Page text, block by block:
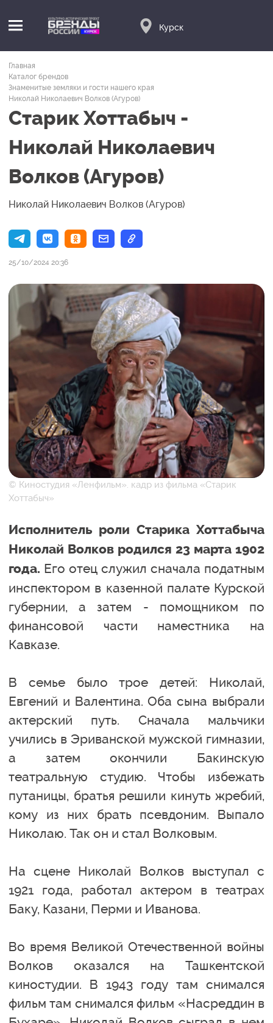
Курск
Главная
Каталог брендов
Знаменитые земляки и гости нашего края
Николай Николаевич Волков (Агуров)
Старик Хоттабыч -
Николай Николаевич
Волков (Агуров)
Николай Николаевич Волков (Агуров)
25/10/2024 20:36
© Киностудия «Ленфильм». кадр из фильма «Старик
Хоттабыч»
Исполнитель роли Старика Хоттабыча
Николай Волков родился 23 марта 1902
года. Его отец служил сначала податным
инспектором в казенной палате Курской
губернии, а затем - помощником по
финансовой части наместника на
Кавказе.
В семье было трое детей: Николай,
Евгений и Валентина. Оба сына выбрали
актерский путь. Сначала мальчики
учились в Эриванской мужской гимназии,
а затем окончили Бакинскую
театральную студию. Чтобы избежать
путаницы, братья решили кинуть жребий,
кому из них брать псевдоним. Выпало
Николаю. Так он и стал Волковым.
На сцене Николай Волков выступал с
1921 года, работал актером в театрах
Баку, Казани, Перми и Иванова.
Во время Великой Отечественной войны
Волков оказался на Ташкентской
киностудии. В 1943 году там снимался
фильм там снимался фильм «Насреддин в